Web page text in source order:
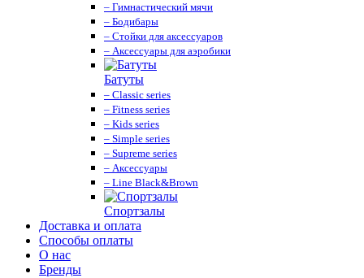
– Гимнастический мячи
– Бодибары
– Стойки для аксессуаров
– Аксессуары для аэробики
Батуты
– Classic series
– Fitness series
– Kids series
– Simple series
– Supreme series
– Аксессуары
– Line Black&Brown
Спортзалы
Доставка и оплата
Способы оплаты
О нас
Бренды